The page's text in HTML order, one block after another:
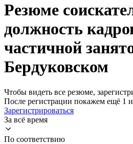
Резюме
должность
частичной
Бердуковском
Чтобы видеть все резюме,
После регистрации покажем ещё 1
Зарегистрироваться
За всё время
По соответствию